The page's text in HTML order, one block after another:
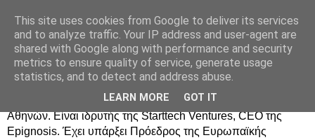
Δημήτρης Τσίγκος
Ο Δημήτρης Τσίγκος γεννήθηκε στον Ασπρόπυργο.
Σπούδασε Επιστήμη Υπολογιστών στο Πανεπιστήμιο
Κρήτης, πήρε MBA από το Οικονομικό Πανεπιστήμιο
Αθηνών. Είναι ιδρυτής της Starttech Ventures, CEO της
Epignosis. Έχει υπάρξει Πρόεδρος της Ευρωπαϊκής
This site uses cookies from Google to deliver its services
and to analyze traffic. Your IP address and user-agent are
shared with Google along with performance and security
metrics to ensure quality of service, generate usage
statistics, and to detect and address abuse.
LEARN MORE GOT IT